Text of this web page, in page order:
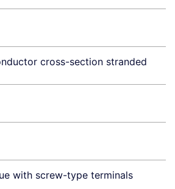
cross-section stranded
with screw-type terminals